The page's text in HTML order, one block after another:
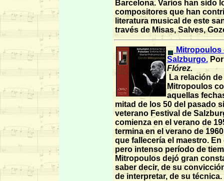
Barcelona. Varios han sido
compositores que han
literatura musical de este
través de Misas, Salves,
Mitropoulos
Salzburgo. Por
Flórez.
La relación
Mitropoulos
aquellas
mitad de los 50 del pasado
veterano Festival de
comienza en el verano de
termina en el verano de
que fallecería el maestro.
pero intenso período de
Mitropoulos dejó gran
saber decir, de su
de interpretar, de su técnica.